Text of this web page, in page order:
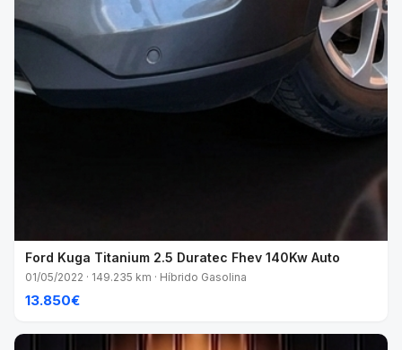
Ford Kuga Titanium 2.5 Duratec Fhev 140Kw Auto
01/05/2022 · 149.235 km · Híbrido Gasolina
13.850€